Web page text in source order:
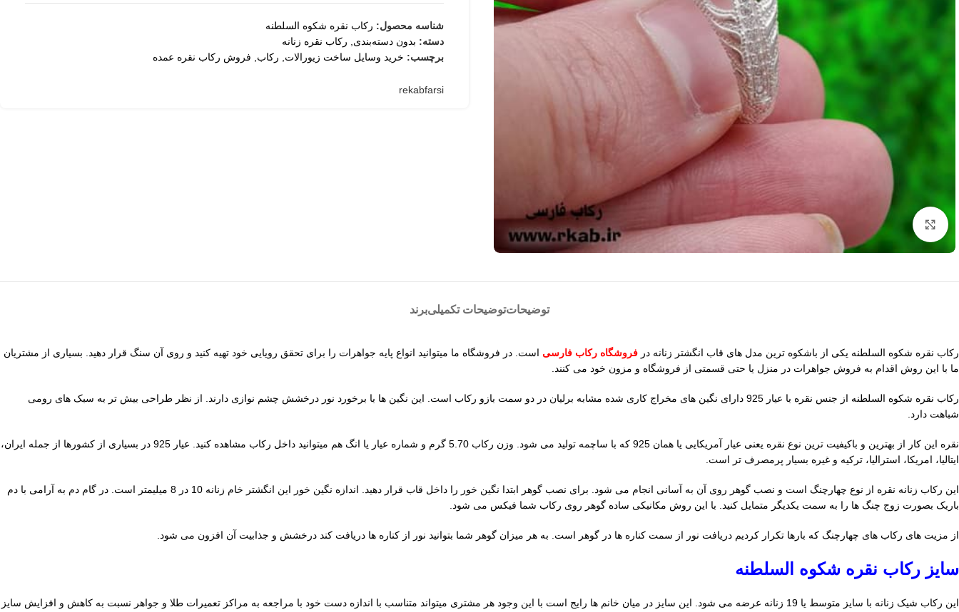
برای بزرگنمایی کلیک کنید
شناسه محصول: رکاب نقره شکوه السلطنه
دسته: بدون دسته‌بندی
رکاب نقره زنانه
برچسب: خرید وسایل ساخت زیورالات رکاب فروش رکاب نقره عمده
rekabfarsi
توضیحاتتوضیحات تکمیلیبرند
رکاب نقره شکوه السلطنه یکی از باشکوه ترین مدل های قاب انگشتر زنانه در فروشگاه رکاب فارسی است. در فروشگاه ما میتوانید انواع پایه جواهرات را برای تحقق رویایی خود تهیه کنید و روی آن سنگ قرار دهید. بسیاری از مشتریان
ما با این روش اقدام به فروش جواهرات در منزل یا حتی قسمتی از فروشگاه و مزون خود می کنند.
رکاب نقره شکوه السلطنه از جنس نقره با عیار 925 دارای نگین های مخراج کاری شده مشابه برلیان در دو سمت بازو رکاب است. این نگین ها با برخورد نور درخشش چشم نوازی دارند. از نظر طراحی بیش تر به سبک های رومی
شباهت دارد.
نقره این کار از بهترین و باکیفیت ترین نوع نقره یعنی عیار آمریکایی یا همان 925 که با ساچمه تولید می شود. وزن رکاب 5.70 گرم و شماره عیار یا انگ هم میتوانید داخل رکاب مشاهده کنید. عیار 925 در بسیاری از کشورها از جمله ایران،
ایتالیا، امریکا، استرالیا، ترکیه و غیره بسیار پرمصرف تر است.
این رکاب زنانه نقره از نوع چهارچنگ است و نصب گوهر روی آن به آسانی انجام می شود. برای نصب گوهر ابتدا نگین خور را داخل قاب قرار دهید. اندازه نگین خور این انگشتر خام زنانه 10 در 8 میلیمتر است. در گام دم به آرامی با دم
باریک بصورت زوج چنگ ها را به سمت یکدیگر متمایل کنید. با این روش مکانیکی ساده گوهر روی رکاب شما فیکس می شود.
از مزیت های رکاب های چهارچنگ که بارها تکرار کردیم دریافت نور از سمت کناره ها در گوهر است. به هر میزان گوهر شما بتوانید نور از کناره ها دریافت کند درخشش و جذابیت آن افزون می شود.
سایز رکاب نقره شکوه السلطنه
این رکاب شیک زنانه با سایز متوسط یا 19 زنانه عرضه می شود. این سایز در میان خانم ها رایج است با این وجود هر مشتری میتواند متناسب با اندازه دست خود با مراجعه به مراکز تعمیرات طلا و جواهر نسبت به کاهش و افزایش سایز